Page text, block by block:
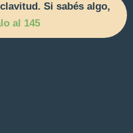
Si sabés algo,
al 145